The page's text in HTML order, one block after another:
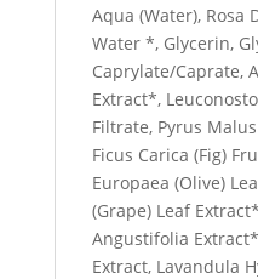
Aqua (Water), Rosa
Water *, Glycerin,
Caprylate/Caprate,
Extract*,
Filtrate, Pyrus
Ficus Carica (Fig)
Europaea (Olive)
(Grape) Leaf
Angustifolia
Extract, Lavandula